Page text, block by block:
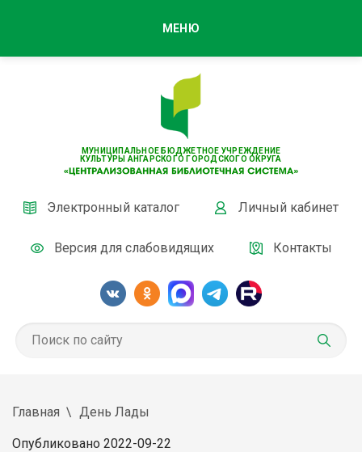
МУНИЦИПАЛЬНОЕ БЮДЖЕТНОЕ УЧРЕЖДЕНИЕ
КУЛЬТУРЫ АНГАРСКОГО ГОРОДСКОГО ОКРУГА
Электронный каталог Личный кабинет
Версия для слабовидящих Контакты
МЕНЮ
Главная День Лады
Опубликовано 2022-09-22